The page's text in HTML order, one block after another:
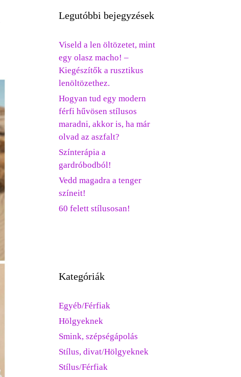
Legutóbbi bejegyzések
Viseld a len öltözetet, mint
egy olasz macho! –
Kiegészítők a rusztikus
lenöltözethez.
Hogyan tud egy modern
férfi hűvösen stílusos
maradni, akkor is, ha már
olvad az aszfalt?
Színterápia a
gardróbodból!
Vedd magadra a tenger
színeit!
60 felett stílusosan!
Kategóriák
Egyéb/Férfiak
Hölgyeknek
Smink, szépségápolás
Stílus, divat/Hölgyeknek
Stílus/Férfiak